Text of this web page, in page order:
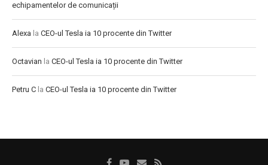
echipamentelor de comunicații
Alexa la CEO-ul Tesla ia 10 procente din Twitter
Octavian la CEO-ul Tesla ia 10 procente din Twitter
Petru C la CEO-ul Tesla ia 10 procente din Twitter